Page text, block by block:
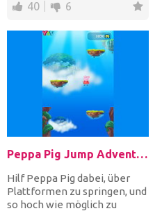
40 6
Peppa Pig Jump Adventure
Hilf Peppa Pig dabei, über
Plattformen zu springen, und
so hoch wie möglich zu